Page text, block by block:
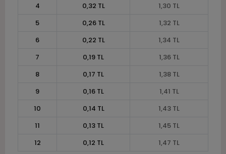
4
0,32 TL
1,30 TL
5
0,26 TL
1,32 TL
6
0,22 TL
1,34 TL
7
0,19 TL
1,36 TL
8
0,17 TL
1,38 TL
9
0,16 TL
1,41 TL
10
0,14 TL
1,43 TL
11
0,13 TL
1,45 TL
12
0,12 TL 1,47 TL